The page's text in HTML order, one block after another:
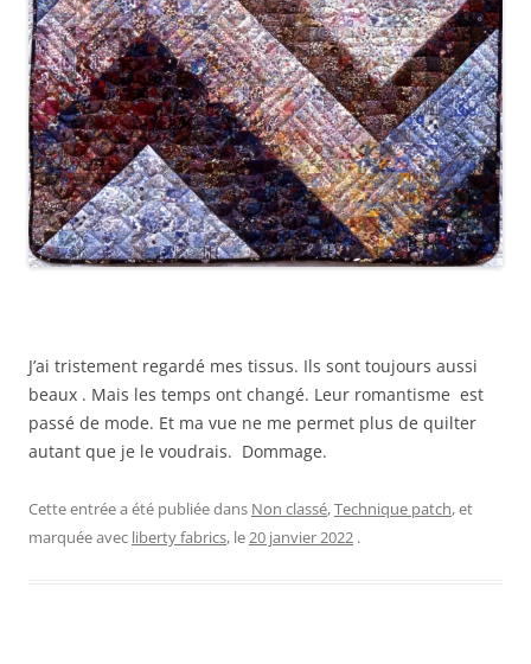
J’ai tristement regardé mes tissus. Ils sont toujours aussi
beaux . Mais les temps ont changé. Leur romantisme est
passé de mode. Et ma vue ne me permet plus de quilter
autant que je le voudrais. Dommage.
Cette entrée a été publiée dans Non classé,Technique patch, et
marquée avec liberty fabrics, le20 janvier 2022 .